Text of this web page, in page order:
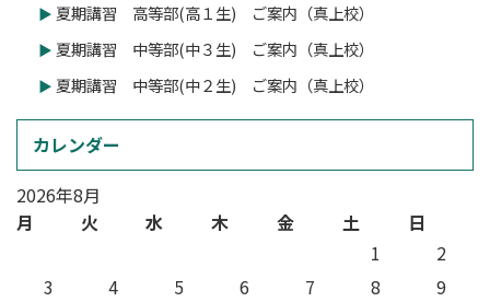
夏期講習 高等部(高１生) ご案内（真上校）
夏期講習 中等部(中３生) ご案内（真上校）
夏期講習 中等部(中２生) ご案内（真上校）
カレンダー
2026年8月
月
火 水 木 金 土
日
1
2
3
4 5 6 7 8
9